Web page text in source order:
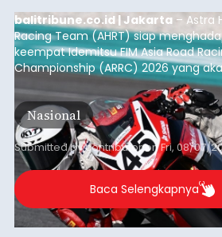
balitribune.co.id | Jakarta – Astra
Racing Team (AHRT) siap
keempat Idemitsu FIM Asia Road
Championship (ARRC) 2026 yang
berlangsung di Pertamina Mandalika
International Circuit, Lombok, Nusa
Barat, pada 7–9 Agustus 2026.
Nasional
Submitted bycontributoronFri, 08/07/
Baca Selengkapnya